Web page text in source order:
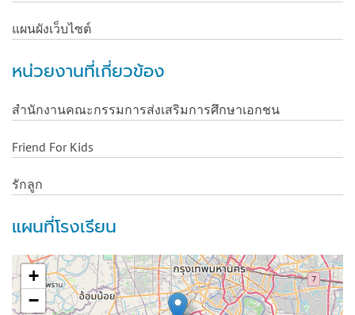
แผนผังเว็บไซต์
หน่วยงานที่เกี่ยวข้อง
สำนักงานคณะกรรมการส่งเสริมการศึกษาเอกชน
Friend For Kids
รักลูก
แผนที่โรงเรียน
+
−